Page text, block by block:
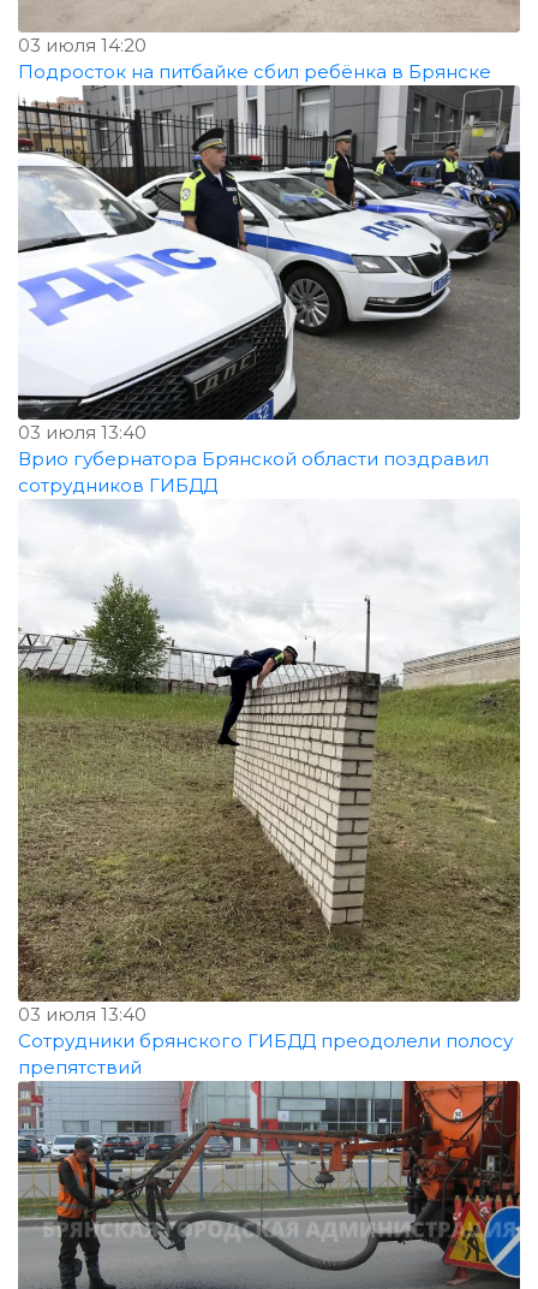
03 июля 14:20
Подросток на питбайке сбил ребёнка в Брянске
03 июля 13:40
Врио губернатора Брянской области поздравил
сотрудников ГИБДД
03 июля 13:40
Сотрудники брянского ГИБДД преодолели полосу
препятствий